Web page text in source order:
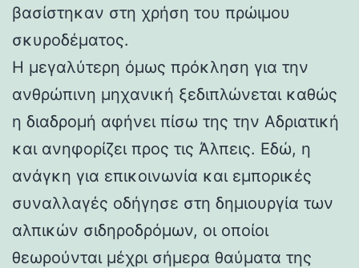
βασίστηκαν στη χρήση του πρώιμου
σκυροδέματος.
Η μεγαλύτερη όμως πρόκληση για την
ανθρώπινη μηχανική ξεδιπλώνεται καθώς
η διαδρομή αφήνει πίσω της την Αδριατική
και ανηφορίζει προς τις Άλπεις. Εδώ, η
ανάγκη για επικοινωνία και εμπορικές
συναλλαγές οδήγησε στη δημιουργία των
αλπικών σιδηροδρόμων, οι οποίοι
θεωρούνται μέχρι σήμερα θαύματα της